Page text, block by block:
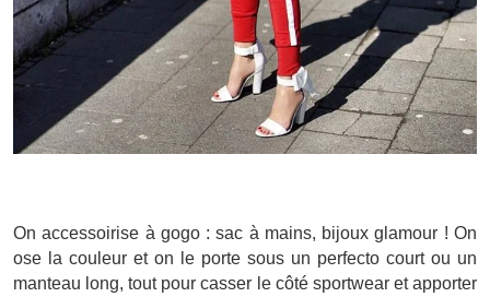
On accessoirise à gogo : sac à mains, bijoux glamour ! On
ose la couleur et on le porte sous un perfecto court ou un
manteau long, tout pour casser le côté sportwear et apporter